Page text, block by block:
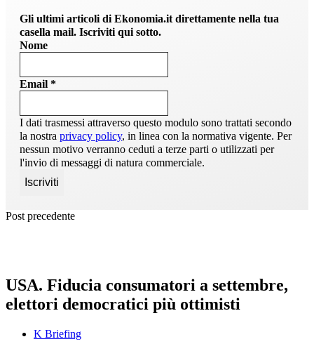
Gli ultimi articoli di Ekonomia.it direttamente nella tua
casella mail. Iscriviti qui sotto.
Nome
Email *
I dati trasmessi attraverso questo modulo sono trattati secondo
la nostra privacy policy, in linea con la normativa vigente. Per
nessun motivo verranno ceduti a terze parti o utilizzati per
l'invio di messaggi di natura commerciale.
Post precedente
USA. Fiducia consumatori a settembre,
elettori democratici più ottimisti
K Briefing